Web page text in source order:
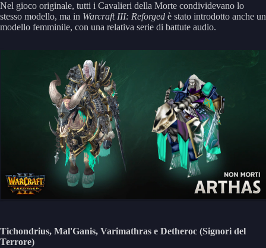
Nel gioco originale, tutti i Cavalieri della Morte condividevano lo
stesso modello, ma in Warcraft III: Reforged è stato introdotto anche un
modello femminile, con una relativa serie di battute audio.
Tichondrius, Mal'Ganis, Varimathras e Detheroc (Signori del
Terrore)